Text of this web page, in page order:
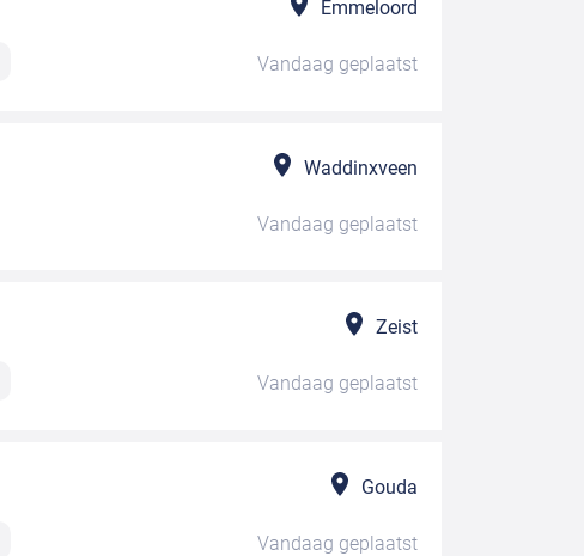
Emmeloord
Vandaag geplaatst
Waddinxveen
Vandaag geplaatst
Zeist
Vandaag geplaatst
Gouda
Vandaag geplaatst